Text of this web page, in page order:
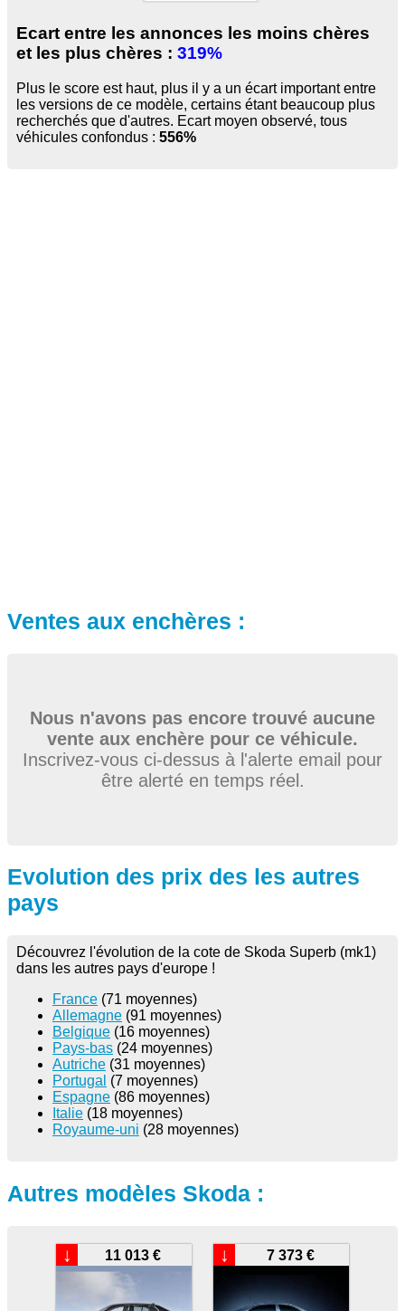
Ecart entre les annonces les moins chères
et les plus chères : 319%
Plus le score est haut, plus il y a un écart important entre
les versions de ce modèle, certains étant beaucoup plus
recherchés que d'autres. Ecart moyen observé, tous
véhicules confondus : 556%
Ventes aux enchères :
Nous n'avons pas encore trouvé aucune
vente aux enchère pour ce véhicule.
Inscrivez-vous ci-dessus à l'alerte email pour
être alerté en temps réel.
Evolution des prix des les autres
pays
Découvrez l'évolution de la cote de Skoda Superb (mk1)
dans les autres pays d'europe !
France (71 moyennes)
Allemagne (91 moyennes)
Belgique (16 moyennes)
Pays-bas (24 moyennes)
Autriche (31 moyennes)
Portugal (7 moyennes)
Espagne (86 moyennes)
Italie (18 moyennes)
Royaume-uni (28 moyennes)
Autres modèles Skoda :
11 013 €
↓ 7 373 €
↓